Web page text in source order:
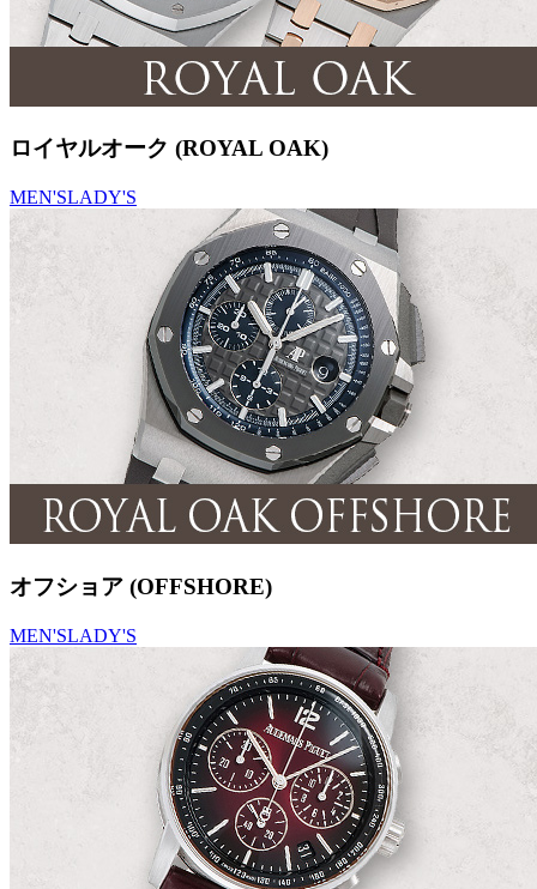
ロイヤルオーク (ROYAL OAK)
MEN'SLADY'S
オフショア (OFFSHORE)
MEN'SLADY'S